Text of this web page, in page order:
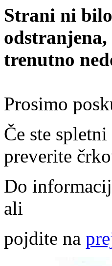
Strani ni
trenutno
Prosimo
Če ste
preverite
Do
ali
pojdite na